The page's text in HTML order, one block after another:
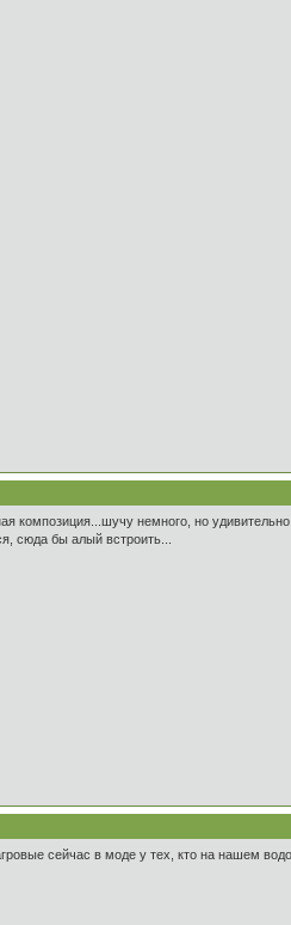
композиция...шучу немного, но
сюда бы алый встроить...
сейчас в моде у тех, кто на нашем